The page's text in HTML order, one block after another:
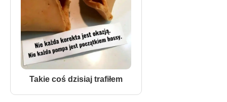
Takie coś dzisiaj trafiłem